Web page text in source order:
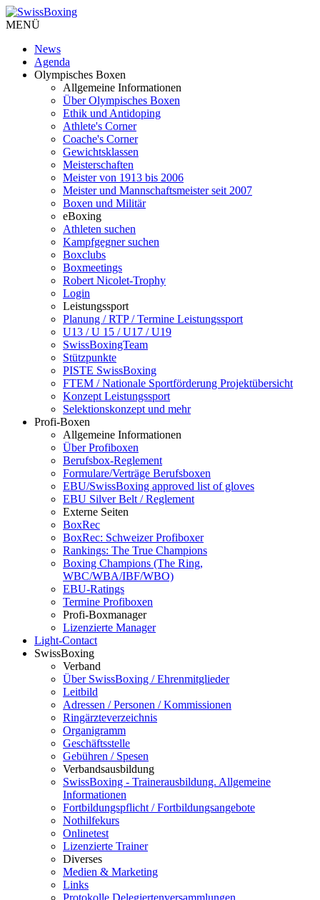
MENÜ
News
Agenda
Olympisches Boxen
Allgemeine Informationen
Über Olympisches Boxen
Ethik und Antidoping
Athlete's Corner
Coache's Corner
Gewichtsklassen
Meisterschaften
Meister von 1913 bis 2006
Meister und Mannschaftsmeister seit 2007
Boxen und Militär
eBoxing
Athleten suchen
Kampfgegner suchen
Boxclubs
Boxmeetings
Robert Nicolet-Trophy
Login
Leistungssport
Planung / RTP / Termine Leistungssport
U13 / U 15 / U17 / U19
SwissBoxingTeam
Stützpunkte
PISTE SwissBoxing
FTEM / Nationale Sportförderung Projektübersicht
Konzept Leistungssport
Selektionskonzept und mehr
Profi-Boxen
Allgemeine Informationen
Über Profiboxen
Berufsbox-Reglement
Formulare/Verträge Berufsboxen
EBU/SwissBoxing approved list of gloves
EBU Silver Belt / Reglement
Externe Seiten
BoxRec
BoxRec: Schweizer Profiboxer
Rankings: The True Champions
Boxing Champions (The Ring,
WBC/WBA/IBF/WBO)
EBU-Ratings
Termine Profiboxen
Profi-Boxmanager
Lizenzierte Manager
Light-Contact
SwissBoxing
Verband
Über SwissBoxing / Ehrenmitglieder
Leitbild
Adressen / Personen / Kommissionen
Ringärzteverzeichnis
Organigramm
Geschäftsstelle
Gebühren / Spesen
Verbandsausbildung
SwissBoxing - Trainerausbildung. Allgemeine
Informationen
Fortbildungspflicht / Fortbildungsangebote
Nothilfekurs
Onlinetest
Lizenzierte Trainer
Diverses
Medien & Marketing
Links
Protokolle Delegiertenversammlungen